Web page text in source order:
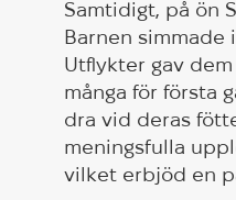
Samtidigt, på ön
Barnen simmade
Utflykter gav
många för första
dra vid deras
meningsfulla
vilket erbjöd en